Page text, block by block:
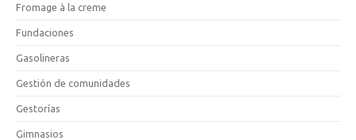
Fromage à la creme
Fundaciones
Gasolineras
Gestión de comunidades
Gestorías
Gimnasios